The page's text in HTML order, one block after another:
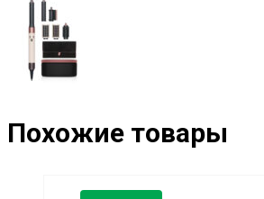
Похожие товары